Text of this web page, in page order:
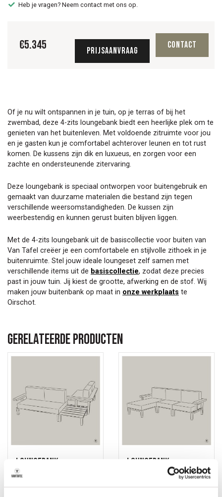
Heb je vragen? Neem contact met ons op.
€5.345 Prijsaanvraag
Contact
Of je nu wilt ontspannen in je tuin, op je terras of bij het
zwembad, deze 4-zits loungebank biedt een heerlijke plek om te
genieten van het buitenleven. Met voldoende zitruimte voor jou
en je gasten kun je comfortabel achterover leunen en tot rust
komen. De kussens zijn dik en luxueus, en zorgen voor een
zachte en ondersteunende zitervaring.
Deze loungebank is speciaal ontworpen voor buitengebruik en
gemaakt van duurzame materialen die bestand zijn tegen
verschillende weersomstandigheden. De kussen zijn
weerbestendig en kunnen gerust buiten blijven liggen.
Met de 4-zits loungebank uit de basiscollectie voor buiten van
Van Tafel creëer je een comfortabele en stijlvolle zithoek in je
buitenruimte. Stel jouw ideale loungeset zelf samen met
verschillende items uit de basiscollectie, zodat deze precies
past in jouw tuin. Jij kiest de grootte, afwerking en de stof. Wij
maken jouw buitenbank op maat in onze werkplaats te
Oirschot.
Gerelateerde producten
Loungebank
Domino
Loungebank